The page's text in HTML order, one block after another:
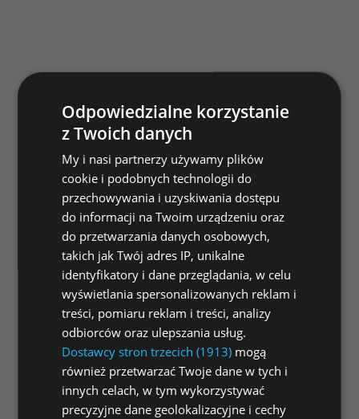
Odpowiedzialne korzystanie
z Twoich danych
My i nasi partnerzy używamy plików
cookie i podobnych technologii do
przechowywania i uzyskiwania dostępu
do informacji na Twoim urządzeniu oraz
do przetwarzania danych osobowych,
takich jak Twój adres IP, unikalne
identyfikatory i dane przeglądania, w celu
wyświetlania spersonalizowanych reklam i
treści, pomiaru reklam i treści, analizy
odbiorców oraz ulepszania usług.
Dostawcy stron trzecich (1913) mogą
również przetwarzać Twoje dane w tych i
innych celach, w tym wykorzystywać
precyzyjne dane geolokalizacyjne i cechy